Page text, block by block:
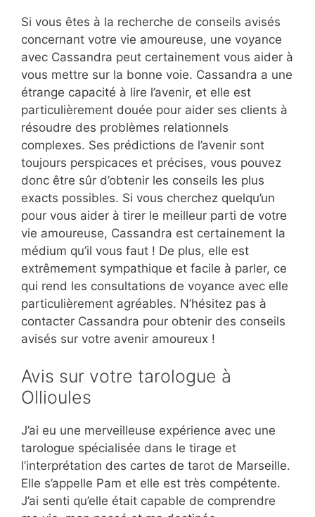
Si vous êtes à la recherche de conseils avisés
concernant votre vie amoureuse, une voyance
avec Cassandra peut certainement vous aider à
vous mettre sur la bonne voie. Cassandra a une
étrange capacité à lire l’avenir, et elle est
particulièrement douée pour aider ses clients à
résoudre des problèmes relationnels
complexes. Ses prédictions de l’avenir sont
toujours perspicaces et précises, vous pouvez
donc être sûr d’obtenir les conseils les plus
exacts possibles. Si vous cherchez quelqu’un
pour vous aider à tirer le meilleur parti de votre
vie amoureuse, Cassandra est certainement la
médium qu’il vous faut ! De plus, elle est
extrêmement sympathique et facile à parler, ce
qui rend les consultations de voyance avec elle
particulièrement agréables. N’hésitez pas à
contacter Cassandra pour obtenir des conseils
avisés sur votre avenir amoureux !
Avis sur votre tarologue à
Ollioules
J’ai eu une merveilleuse expérience avec une
tarologue spécialisée dans le tirage et
l’interprétation des cartes de tarot de Marseille.
Elle s’appelle Pam et elle est très compétente.
J’ai senti qu’elle était capable de comprendre